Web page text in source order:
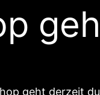
geht derzeit